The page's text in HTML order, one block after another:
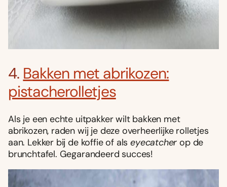
4. Bakken met abrikozen:
pistacherolletjes
Als je een echte uitpakker wilt bakken met
abrikozen, raden wij je deze overheerlijke rolletjes
aan. Lekker bij de koffie of alseyecatcher op de
brunchtafel. Gegarandeerd succes!